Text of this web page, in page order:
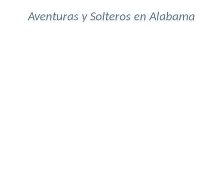
Aventuras y Solteros en Alabama